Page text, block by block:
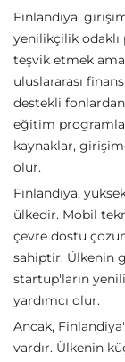
Finlandiya,
yenilikçilik odaklı
teşvik etmek
uluslararası
destekli
eğitim
kaynaklar,
olur.
Finlandiya,
ülkedir. Mobil
çevre dostu
sahiptir. Ülkenin
startup'ların
yardımcı olur.
Ancak,
vardır. Ülkenin